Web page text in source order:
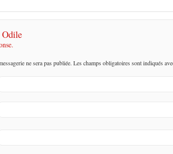
Odile
ne sera pas publiée. Les champs obligatoires sont indiqués